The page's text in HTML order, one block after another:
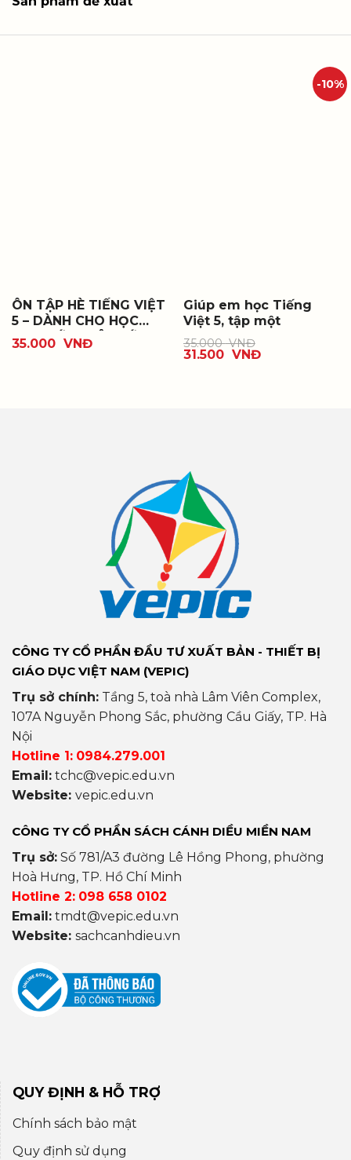
ÔN TẬP HÈ TIẾNG VIỆT
5 – DÀNH CHO HỌC
SINH LỚP 5 LÊN LỚP 6
35.000 VNĐ
-10%
Giúp em học Tiếng
Việt 5, tập một
35.000VNĐ
31.500 VNĐ
CÔNG TY CỔ PHẦN ĐẦU TƯ XUẤT BẢN - THIẾT BỊ
GIÁO DỤC VIỆT NAM (VEPIC)
Trụ sở chính: Tầng 5, toà nhà Lâm Viên Complex,
107A Nguyễn Phong Sắc, phường Cầu Giấy, TP. Hà
Nội
Hotline 1: 0984.279.001
Email: tchc@vepic.edu.vn
Website: vepic.edu.vn
CÔNG TY CỔ PHẦN SÁCH CÁNH DIỀU MIỀN NAM
Trụ sở: Số 781/A3 đường Lê Hồng Phong, phường
Hoà Hưng, TP. Hồ Chí Minh
Hotline 2: 098 658 0102
Email: tmdt@vepic.edu.vn
Website: sachcanhdieu.vn
QUY ĐỊNH & HỖ TRỢ
Chính sách bảo mật
Quy định sử dụng